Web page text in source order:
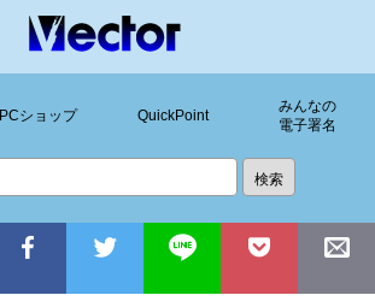
PCショップ QuickPoint
みんなの
電子署名